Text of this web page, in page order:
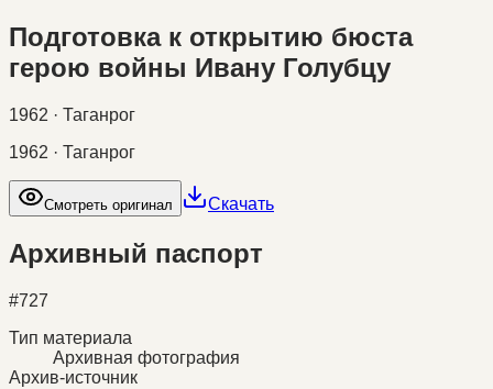
Подготовка к открытию бюста
герою войны Ивану Голубцу
1962 · Таганрог
1962 · Таганрог
Смотреть оригинал Скачать
Архивный паспорт
#727
Тип материала
Архивная фотография
Архив-источник